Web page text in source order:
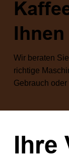
Wir beraten
richtige
Gebrauch